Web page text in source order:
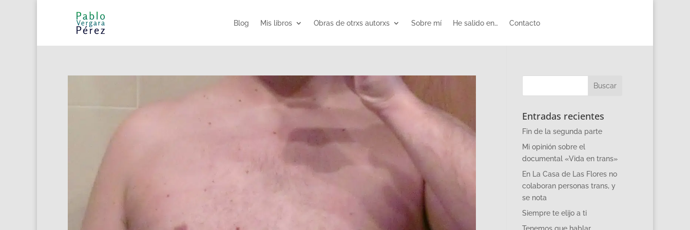
Blog Mis libros Obras de otrxs autorxs Sobre mí He salido en… Contacto
Entradas recientes
Fin de la segunda parte
Mi opinión sobre el
documental «Vida en trans»
En La Casa de Las Flores no
colaboran personas trans, y
se nota
Siempre te elijo a ti